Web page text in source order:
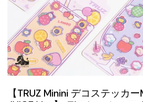
【TRUZ Minini デコステッカー